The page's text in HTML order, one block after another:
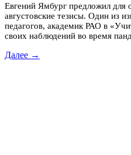
Евгений Ямбург предложил для
августовские тезисы. Один из
педагогов, академик РАО в
своих наблюдений во время
Далее →